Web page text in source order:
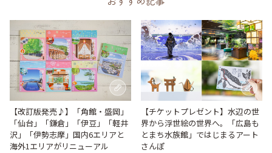
【改訂版発売♪】「角館・盛岡」
「仙台」「鎌倉」「伊豆」「軽井
沢」「伊勢志摩」国内6エリアと
海外1エリアがリニューアル
【チケットプレゼント】水辺の世
界から浮世絵の世界へ。「広島も
とまち水族館」ではじまるアート
さんぽ